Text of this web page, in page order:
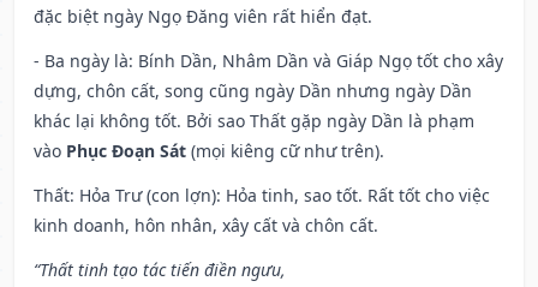
đặc biệt ngày Ngọ Đăng viên rất hiển đạt.
- Ba ngày là: Bính Dần, Nhâm Dần và Giáp Ngọ tốt cho xây
dựng, chôn cất, song cũng ngày Dần nhưng ngày Dần
khác lại không tốt. Bởi sao Thất gặp ngày Dần là phạm
vào Phục Đoạn Sát (mọi kiêng cữ như trên).
Thất: Hỏa Trư (con lợn): Hỏa tinh, sao tốt. Rất tốt cho việc
kinh doanh, hôn nhân, xây cất và chôn cất.
“Thất tinh tạo tác tiến điền ngưu,